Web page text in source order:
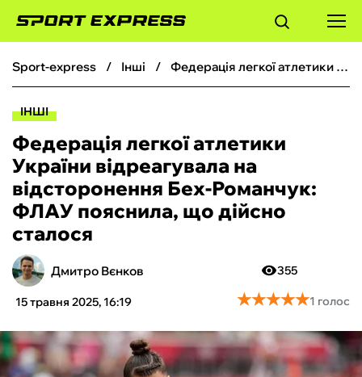
ФУТБОЛ
БОКС
ХОКЕЙ
ТЕНІС
КІБЕРСПОРТ
ЧС-2026
sport-express інші Федерація легкої атлетики України відреагувала на відсторонення Бех-Романчук: ФЛАУ пояснила, що дійсно сталося
ІНШІ
Федерація легкої атлетики
України відреагувала на
відсторонення Бех-Романчук:
ФЛАУ пояснила, що дійсно
сталося
Дмитро Вєнков
15 травня 2025, 16:19
355
★★★★★
★★★★★1 голос